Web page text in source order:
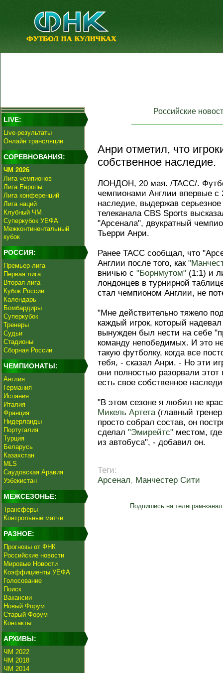
LIVE:
Live-результаты
Онлайн трансляции
СОРЕВНОВАНИЯ:
ЧМ 2026
Лига чемпионов
Лига Европы
Лига конференций
Лига наций
Клубный ЧМ
Суперкубок УЕФА
Межконтинентальный
кубок
РОССИЯ:
Премьер-лига
Первая лига
Вторая лига
Кубок России
Календарь
Бомбардиры
Суперкубок
Тренеры
Судьи
Стадионы
Сборная России
ЧЕМПИОНАТЫ:
Англия
Германия
Испания
Италия
Франция
Нидерланды
Португалия
Турция
Беларусь
Казахстан
MLS
Саудовская Аравия
Узбекистан
МЕЖСЕЗОНЬЕ:
Трансферы
Контрольные матчи
РАЗНОЕ:
Прогнозы от ФНК
Российские новости
Мировые Новости
Коэффициенты УЕФА
Голосование
Поиск
Вакансии
Новый Форум
Старый Форум
Контакты
АРХИВЫ:
ЧМ 2022
ЧМ 2018
ЧМ 2014
Российские
Анри отметил, что
собственное наследие.
ЛОНДОН, 20 мая. /ТАСС/.
чемпионами Англии впервые с
наследие, выдержав
телеканала CBS Sports
"Арсенала", двукратный
Тьерри Анри.
Ранее ТАСС сообщал, что
Англии после того, как
вничью с "Борнмутом" (1:1) и
лондонцев в турнирной
стал чемпионом Англии, не
"Мне действительно тяжело
каждый игрок, который
вынужден был нести на себе
команду непобедимых. И это
такую футболку, когда все
тебя, - сказал Анри. - Но эти
они полностью разорвали этот
есть свое собственное
"В этом сезоне я любил не
Микель Артета(главный
просто собрал состав, он
сделал "Эмирейтс" местом,
из автобуса", - добавил он.
Теги:
Арсенал, Манчестер Сити
Подпишись на телеграм-